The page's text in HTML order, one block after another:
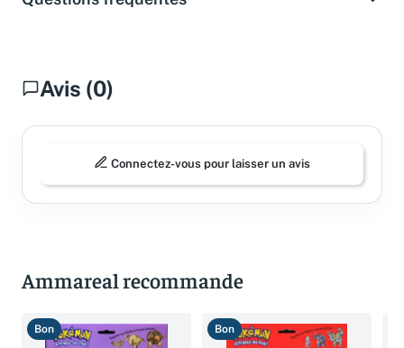
Avis (0)
Connectez-vous pour laisser un avis
Ammareal recommande
Bon Bon